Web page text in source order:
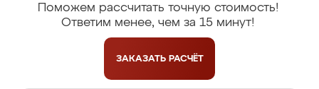
Поможем рассчитать точную стоимость!
Ответим менее, чем за 15 минут!
ЗАКАЗАТЬ РАСЧЁТ